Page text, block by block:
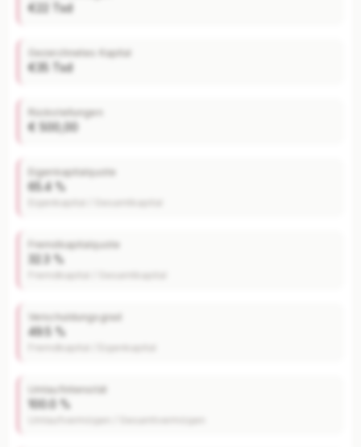
€22 Tsd
Gezeichnetes Kapital
€35 Tsd
Rückstellungen
€ 500,00
Eigenkapitalquote
65.4 %
Fremdkapitalquote
32.3 %
Verschuldungsgrad
49.5 %
Umlaufintensität
100.0 %